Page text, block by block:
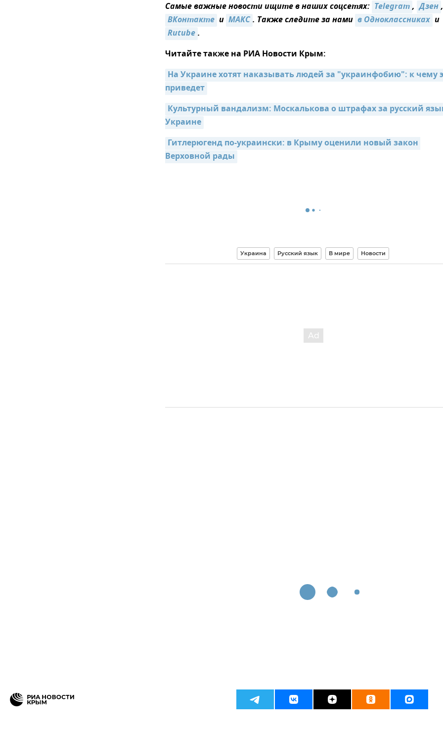
Самые важные новости ищите в наших соцсетях: Telegram, Дзен,
ВКонтакте и МАКС. Также следите за нами в Одноклассниках и
Rutube.
Читайте также на РИА Новости Крым:
На Украине хотят наказывать людей за "украинфобию": к чему
приведет
Культурный вандализм: Москалькова о штрафах за русский
Украине
Гитлерюгенд по-украински: в Крыму оценили новый закон
Верховной рады
Украина Русский язык В мире Новости